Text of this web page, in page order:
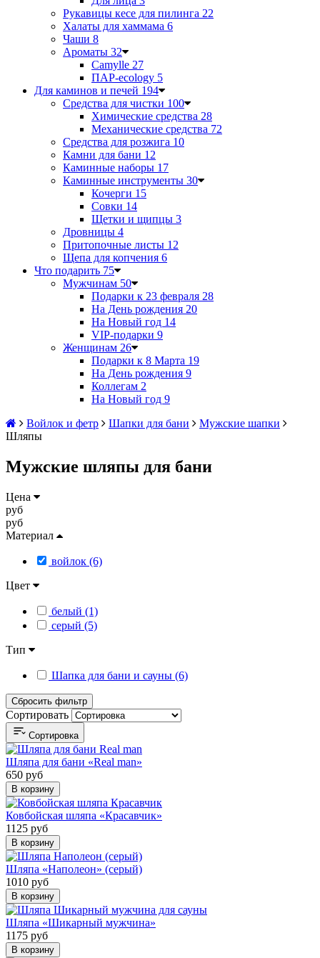
Рукавицы кесе для пилинга 22
Халаты для хаммама 6
Чаши 8
Ароматы 32
Camylle 27
ПАР-ecology 5
Для каминов и печей 194
Средства для чистки 100
Химические средства 28
Механические средства 72
Средства для розжига 10
Камни для бани 12
Каминные наборы 17
Каминные инструменты 30
Кочерги 15
Совки 14
Щетки и щипцы 3
Дровницы 4
Притопочные листы 12
Щепа для копчения 6
Что подарить 75
Мужчинам 50
Подарки к 23 февраля 28
На День рождения 20
На Новый год 14
VIP-подарки 9
Женщинам 26
Подарки к 8 Марта 19
На День рождения 9
Коллегам 2
На Новый год 9
Войлок и фетр
Шапки для бани
Мужские шапки
Шляпы
Мужские шляпы для бани
Цена
руб
руб
Материал
войлок (6)
Цвет
белый (1)
серый (5)
Тип
Шапка для бани и сауны (6)
Сбросить фильтр
Сортировать
Сортировка
Шляпа для бани «Real man»
650 руб
В корзину
Ковбойская шляпа «Красавчик»
1125 руб
В корзину
Шляпа «Наполеон» (серый)
1010 руб
В корзину
Шляпа «Шикарный мужчина»
1175 руб
В корзину